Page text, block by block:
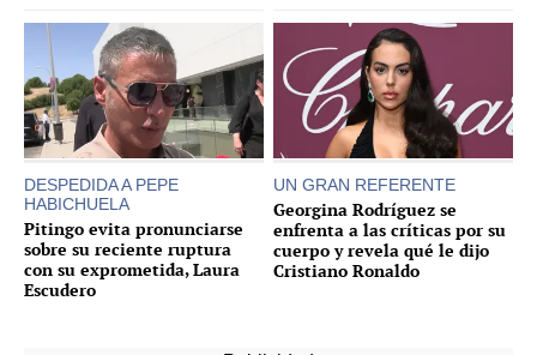
DESPEDIDA A PEPE
HABICHUELA
Pitingo evita pronunciarse
sobre su reciente ruptura
con su exprometida, Laura
Escudero
UN GRAN REFERENTE
Georgina Rodríguez se
enfrenta a las críticas por su
cuerpo y revela qué le dijo
Cristiano Ronaldo